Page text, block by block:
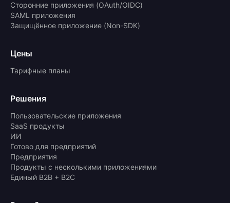
Сторонние приложения (OAuth/OIDC)
SAML приложения
Защищённое приложение (Non-SDK)
Цены
Тарифные планы
Решения
Пользовательские приложения
SaaS продукты
ИИ
Готово для предприятий
Предприятия
Продукты с несколькими приложениями
Единый B2B + B2C